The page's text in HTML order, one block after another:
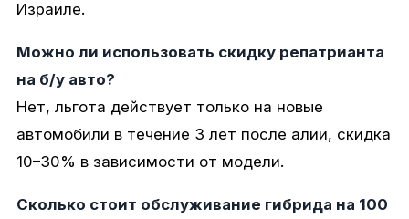
Израиле.
Можно ли использовать скидку репатрианта
на б/у авто?
Нет, льгота действует только на новые
автомобили в течение 3 лет после алии, скидка
10–30% в зависимости от модели.
Сколько стоит обслуживание гибрида на 100